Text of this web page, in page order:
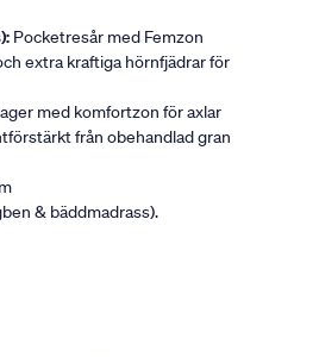
Pocketresår med Femzon
extra kraftiga hörnfjädrar för
med komfortzon för axlar
från obehandlad gran
& bäddmadrass).